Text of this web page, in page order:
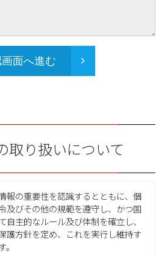
面へ進む
取り扱いについて
報の重要性を認識するとともに、個
及びその他の規範を遵守し、かつ国
自主的なルール及び体制を確立し、
護方針を定め、これを実行し維持す